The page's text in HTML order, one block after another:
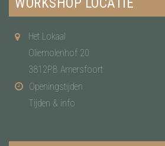
WORKSHOP LOCATIE
Het Lokaal
Oliemolenhof 20
3812PB Amersfoort
Openingstijden
Tijden & info